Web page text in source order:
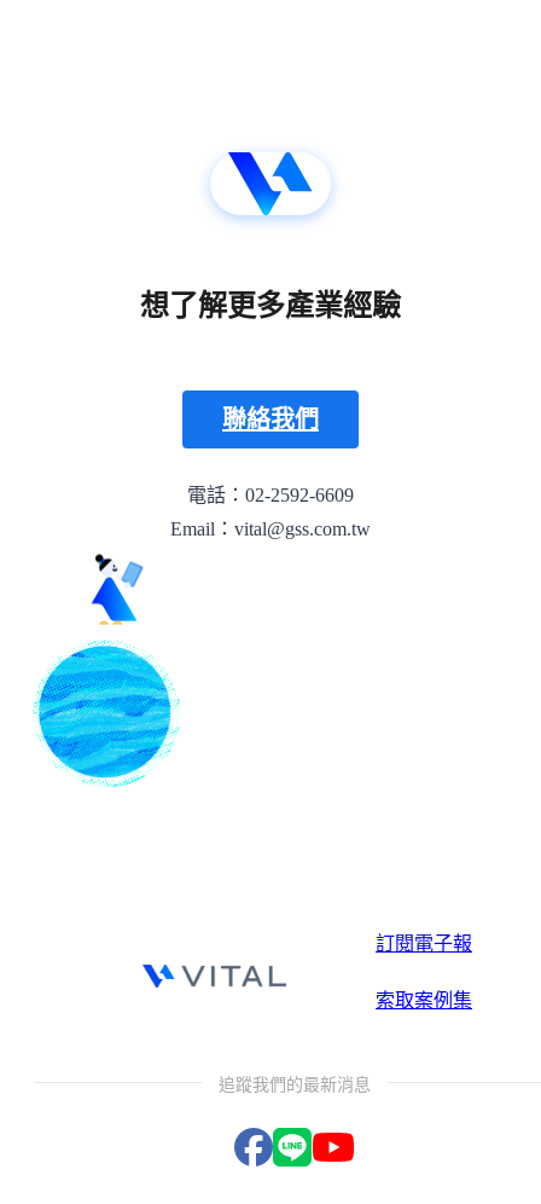
想了解更多產業經驗
聯絡我們
電話：02-2592-6609
Email：vital@gss.com.tw
訂閱電子報
索取案例集
追蹤我們的最新消息